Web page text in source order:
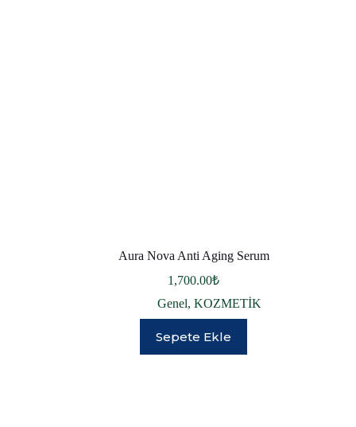
Aura Nova Anti Aging Serum
1,700.00₺
Genel,KOZMETİK
Sepete Ekle